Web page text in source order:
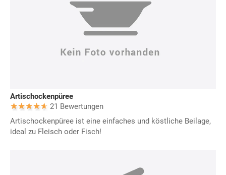
Artischockenpüree
21 Bewertungen
Artischockenpüree ist eine einfaches und köstliche Beilage,
ideal zu Fleisch oder Fisch!